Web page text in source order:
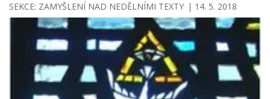
SEKCE: ZAMYŠLENÍ NAD NEDĚLNÍMI TEXTY | 14. 5. 2018